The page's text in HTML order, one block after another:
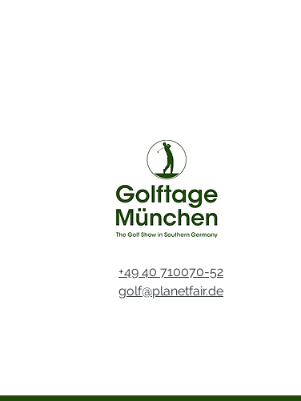
+49 40 710070-52
golf@planetfair.de